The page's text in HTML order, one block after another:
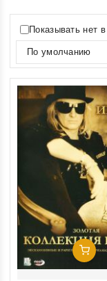
Показывать нет